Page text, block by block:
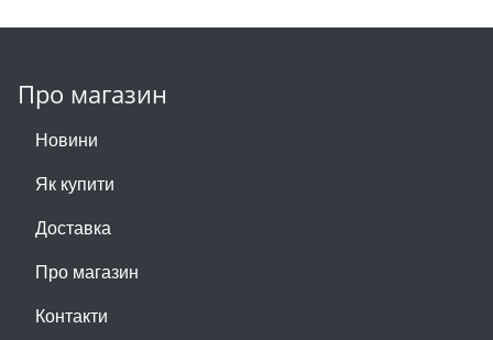
Про магазин
Новини
Як купити
Доставка
Про магазин
Контакти